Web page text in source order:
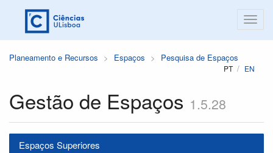
Planeamento e Recursos Espaços Pesquisa de Espaços
PT EN
Gestão de Espaços 1.5.28
Espaços Superiores